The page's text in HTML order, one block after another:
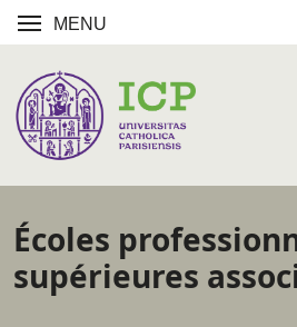
MENU
Écoles
supérieures